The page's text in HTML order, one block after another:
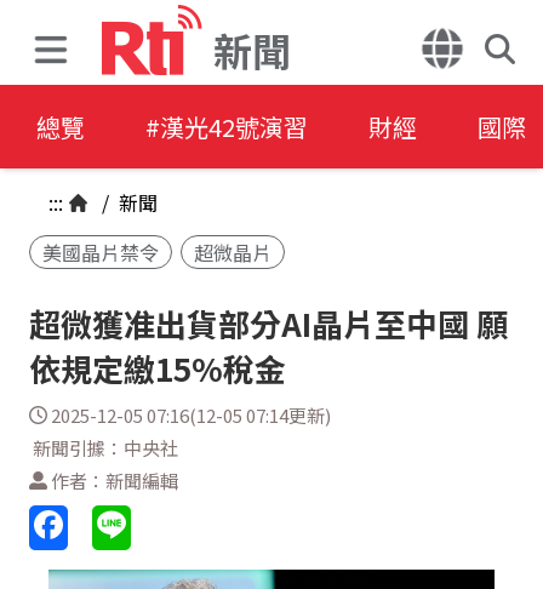
新聞
總覽 #漢光42號演習 財經 國際
::: / 新聞
美國晶片禁令
超微晶片
超微獲准出貨部分AI晶片至中國 願
依規定繳15%稅金
2025-12-05 07:16(12-05 07:14更新)
新聞引據：中央社
作者：新聞編輯